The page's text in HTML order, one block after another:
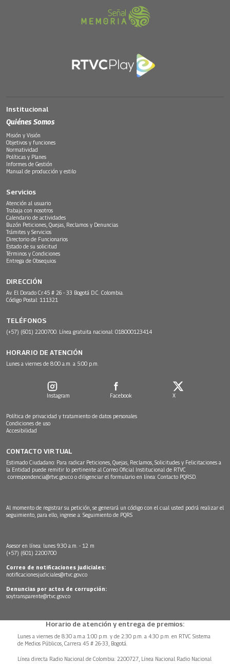
Institucional
Quiénes Somos
Misión y Visión
Objetivos y funciones
Normatividad
Políticas y Planes
Informes de Gestión
Manual de producción y estilo
Servicios
Atención al usuario
Trabaja con nosotros
Calendario de actividades
Buzón Peticiones, Quejas, Reclamos y Denuncias
Trámites y Servicios
Directorio de Funcionarios
Estado de su solicitud
Términos y Condiciones
Entrega de Obsequios
DIRECCIÓN
Av. El Dorado Cr.45 # 26 - 33 Bogotá D.C. Colombia.
Código Postal: 111321
TELÉFONOS
(+57) (601) 2200700. Línea gratuita nacional: 018000123414
HORARIO DE ATENCIÓN
Lunes a viernes de 8:00 a.m. a 5:00 p.m.
Instagram Facebook X
Política de privacidad y tratamiento de datos personales
Condiciones de uso
Accesibilidad
CONTACTO VIRTUAL
Estimado Ciudadano: Para radicar Peticiones, Quejas, Reclamos, Solicitudes y Felicitaciones a
la Entidad puede remitir lo pertinente al Correo Oficial Institucional de RTVC
correspondencia@rtvc.gov.co o diligenciar el formulario en línea: Contacto PQRSD.
Al momento de registrar su petición, se generará un código con el cual usted podrá realizar el
seguimiento, para ello, ingrese a: Seguimiento de PQRS
Asesor en línea: lunes 9:30 a.m. - 12 m
(+57) (601) 2200700
Correo de notificaciones judiciales:
notificacionesjudiciales@rtvc.gov.co
Denuncias por actos de corrupción:
soytransparente@rtvc.gov.co
Horario de atención y entrega de premios:
Lunes a viernes de 8:30 a.m.a 1:00 p.m. y de 2:30 p.m. a 4:30 p.m. en RTVC Sistema
de Medios Públicos, Carrera 45 # 26-33, Bogotá.
Línea directa Radio Nacional de Colombia: 2200727, Línea Nacional Radio Nacional